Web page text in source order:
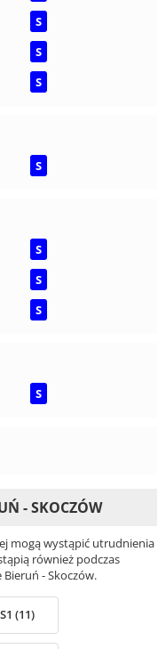
S
S
S
S
S
S
S
S
- SKOCZÓW
mogą wystąpić utrudnienia
również podczas
- Skoczów.
(11)